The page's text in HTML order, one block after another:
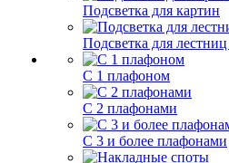
Подсветка для картин
Подсветка для
С 1 плафоном
С 2 плафонами
С 3 и более плафонами